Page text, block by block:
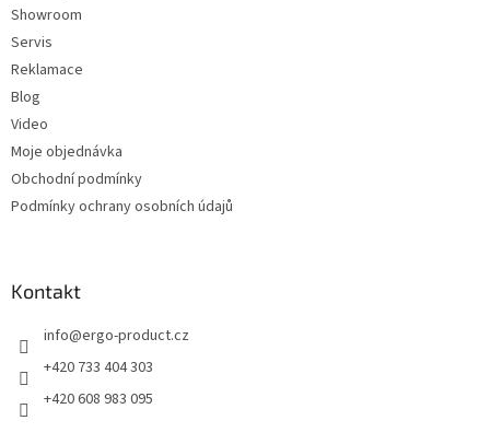
Showroom
Servis
Reklamace
Blog
Video
Moje objednávka
Obchodní podmínky
Podmínky ochrany osobních údajů
Kontakt
info@ergo-product.cz
+420 733 404 303
+420 608 983 095